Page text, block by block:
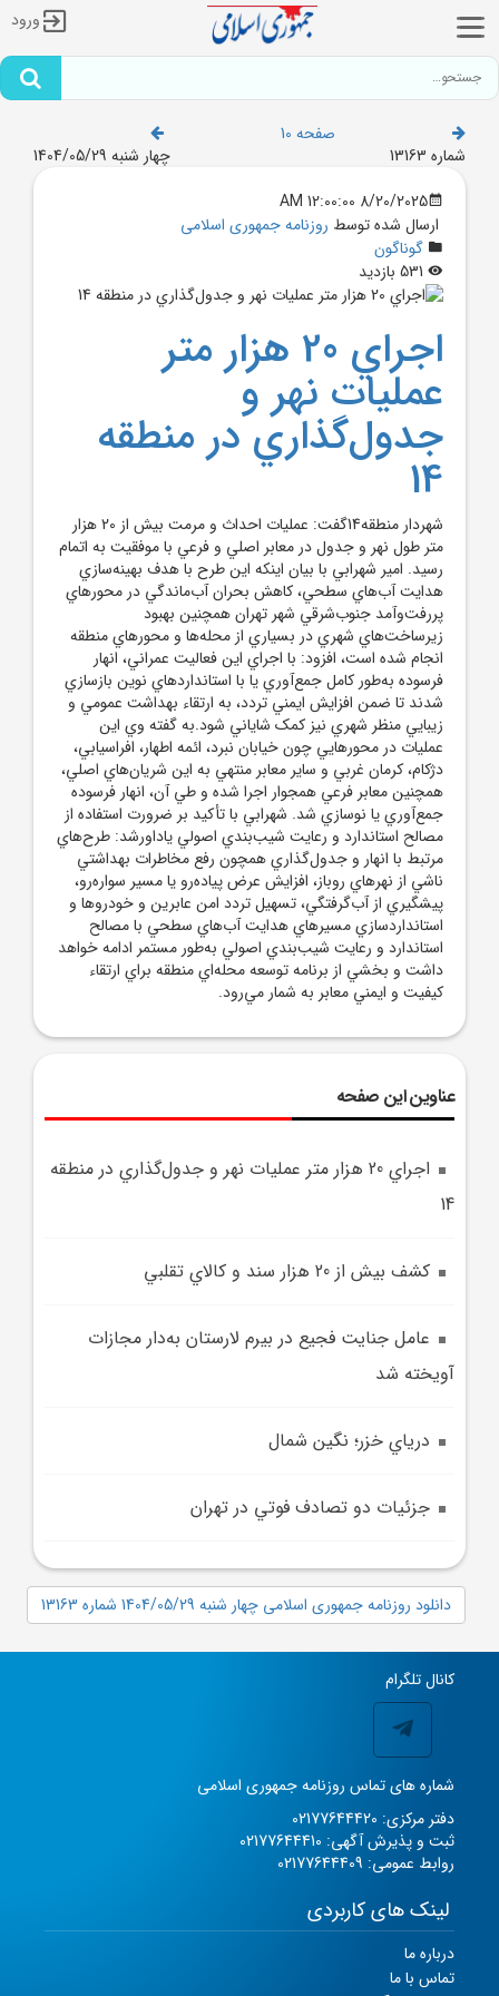
ورود
صفحه 10
شماره 13163
چهار شنبه 1404/05/29
8/20/2025 12:00:00 AM
ارسال شده توسط روزنامه جمهوری اسلامی
گوناگون
اجراي 20 هزار متر
عمليات نهر و
جدول‌گذاري در منطقه
14
شهردار منطقه14گفت: عمليات احداث و مرمت بيش از 20 هزار
متر طول نهر و جدول در معابر اصلي و فرعي با موفقيت به اتمام
رسيد. امير شهرابي با بيان اينکه اين طرح با هدف بهينه‌سازي
هدايت آب‌هاي سطحي، کاهش بحران آب‌ماندگي در محورهاي
پررفت‌وآمد جنوب‌شرقي شهر تهران همچنين بهبود
زيرساخت‌هاي شهري در بسياري از محله‌ها و محورهاي منطقه
انجام شده است، افزود: با اجراي اين فعاليت عمراني، انهار
فرسوده به‌طور کامل جمع‌آوري يا با استانداردهاي نوين بازسازي
شدند تا ضمن افزايش ايمني تردد، به ارتقاء بهداشت عمومي و
زيبايي منظر شهري نيز کمک شاياني شود.به گفته وي اين
عمليات در محورهايي چون خيابان نبرد، ائمه اطهار، افراسيابي،
دژکام، کرمان غربي و ساير معابر منتهي به اين شريان‌هاي اصلي،
همچنين معابر فرعي همجوار اجرا شده و طي آن، انهار فرسوده
جمع‌آوري يا نوسازي شد. شهرابي با تأکيد بر ضرورت استفاده از
مصالح استاندارد و رعايت شيب‌بندي اصولي ياداورشد: طرح‌هاي
مرتبط با انهار و جدول‌گذاري همچون رفع مخاطرات بهداشتي
ناشي از نهرهاي روباز، افزايش عرض پياده‌رو يا مسير سواره‌رو،
پيشگيري از آب‌گرفتگي، تسهيل تردد امن عابرين و خودروها و
استانداردسازي مسيرهاي هدايت آب‌هاي سطحي با مصالح
استاندارد و رعايت شيب‌بندي اصولي به‌طور مستمر ادامه خواهد
داشت و بخشي از برنامه توسعه محله‌اي منطقه براي ارتقاء
کيفيت و ايمني معابر به شمار مي‌رود.
عناوین این صفحه
اجراي 20 هزار متر عمليات نهر و جدول‌گذاري در منطقه
14
کشف بيش از 20 هزار سند و کالاي تقلبي
عامل جنايت فجيع در بيرم لارستان به‌دار مجازات
آويخته شد
درياي خزر؛ نگين شمال
جزئيات دو تصادف فوتي در تهران
دانلود روزنامه جمهوری اسلامی چهار شنبه 1404/05/29 شماره 13163
کانال تلگرام
شماره های تماس روزنامه جمهوری اسلامی
دفتر مرکزی: 02177644420
ثبت و پذیرش آگهی: 02177644410
روابط عمومی: 02177644409
لینک های کاربردی
درباره ما
تماس با ما